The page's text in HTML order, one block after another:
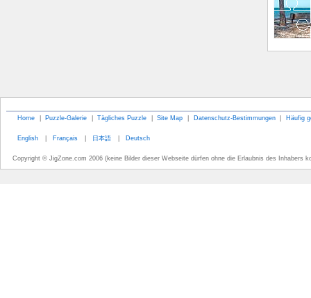
Home | Puzzle-Galerie | Tägliches Puzzle | Site Map | Datenschutz-Bestimmungen | Häufig
English | Français | 日本語 | Deutsch
Copyright © JigZone.com 2006 (keine Bilder dieser Webseite dürfen ohne die Erlaubnis des Inhabers